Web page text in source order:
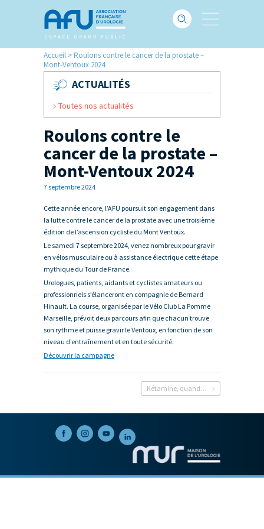
Accueil >Roulons contre le cancer de la prostate –
Mont-Ventoux 2024
ACTUALITÉS
Toutes nos actualités
Roulons contre le
cancer de la prostate –
Mont-Ventoux 2024
7 septembre 2024
Cette année encore, l’AFU poursuit son engagement dans
la lutte contre le cancer de la prostate avec une troisième
édition de l’ascension cycliste du Mont Ventoux.
Le samedi 7 septembre 2024, venez nombreux pour gravir
en vélos musculaire ou à assistance électrique cette étape
mythique du Tour de France.
Urologues, patients, aidants et cyclistes amateurs ou
professionnels s’élanceront en compagnie de Bernard
Hinault. La course, organisée par le Vélo Club La Pomme
Marseille, prévoit deux parcours afin que chacun trouve
son rythme et puisse gravir le Ventoux, en fonction de son
niveau d’entraînement et en toute sécurité.
Découvrir la campagne
Kétamine, quand la fête détruit la vessie